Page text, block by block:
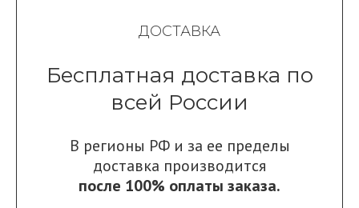
ДОСТАВКА
Бесплатная доставка по
всей России
В регионы РФ и за ее пределы
доставка производится
после 100% оплаты заказа.